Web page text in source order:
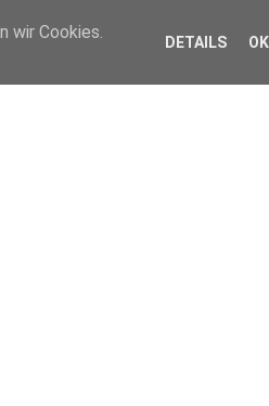
wir Cookies.
DETAILS OK